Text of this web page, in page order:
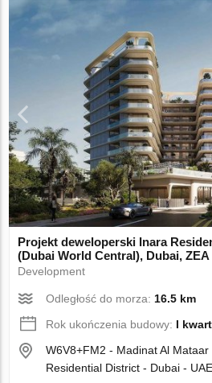
Projekt deweloperski Inara
(Dubai World Central), Dubai, ZEA
Development
Odległość do morza:16.5 km
Rok ukończenia budowy: I
W6V8+FM2 - Madinat Al
Residential District - Dubai - UAE